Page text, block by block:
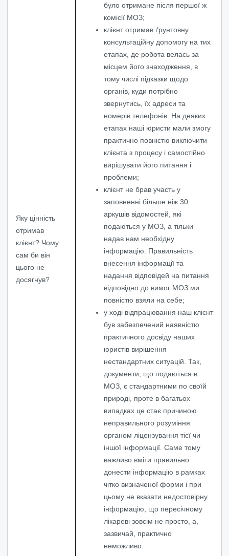
Яку цінність
отримав
клієнт? Чому
сам би він
цього не
досягнув?
було отримане після першої ж
комісії МОЗ;
клієнт отримав ґрунтовну
консультаційну допомогу на тих
етапах, де робота велась за
місцем його знаходження, в
тому числі підказки щодо
органів, куди потрібно
звернутись, їх адреси та
номерів телефонів. На деяких
етапах наші юристи мали змогу
практично повністю виключити
клієнта з процесу і самостійно
вирішувати його питання і
проблеми;
клієнт не брав участь у
заповненні більше ніж 30
аркушів відомостей, які
подаються у МОЗ, а тільки
надав нам необхідну
інформацію. Правильність
внесення інформації та
надання відповідей на питання
відповідно до вимог МОЗ ми
повністю взяли на себе;
у ході відпрацювання наш клієнт
був забезпечений наявністю
практичного досвіду наших
юристів вирішення
нестандартних ситуацій. Так,
документи, що подаються в
МОЗ, є стандартними по своїй
природі, проте в багатьох
випадках це стає причиною
неправильного розуміння
органом ліцензування тієї чи
іншої інформації. Саме тому
важливо вміти правильно
донести інформацію в рамках
чітко визначеної форми і при
цьому не вказати недостовірну
інформацію, що пересічному
лікареві зовсім не просто, а,
зазвичай, практично
неможливо.